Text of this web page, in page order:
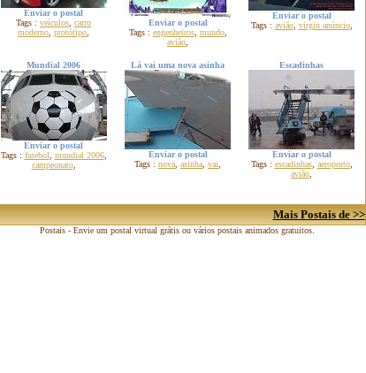
Enviar o postal
Tags : veículos carro
moderno protótipo
Enviar o postal
Tags : engenheiros, mundo,
avião
Enviar o postal
Tags : avião, virgin anúncio,
Mundial 2006
Enviar o postal
Tags : futebol mundial 2006,
campeonato,
Lá vai uma nova asinha
Enviar o postal
Tags : nova asinha vai
Escadinhas
Enviar o postal
Tags : escadinhas, aeroporto,
avião
Mais Postais de >>
Postais - Envie um postal virtual grátis ou vários postais animados gratuitos.